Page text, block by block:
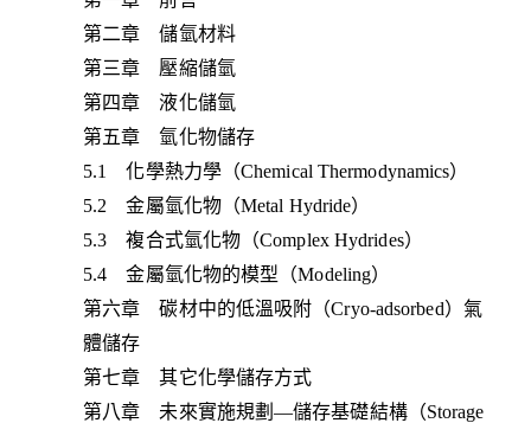
第二章 儲氫材料
第三章 壓縮儲氫
第四章 液化儲氫
第五章 氫化物儲存
5.1 化學熱力學（Chemical Thermodynamics）
5.2 金屬氫化物（Metal Hydride）
5.3 複合式氫化物（Complex Hydrides）
5.4 金屬氫化物的模型（Modeling）
第六章 碳材中的低溫吸附（Cryo-adsorbed）氣
體儲存
第七章 其它化學儲存方式
第八章 未來實施規劃—儲存基礎結構（Storage